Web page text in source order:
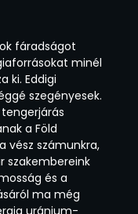
fáradságot
minél
ki. Eddigi
szegényesek.
a Föld
vész számunkra,
szakembereink
és a
ma még
uránium-